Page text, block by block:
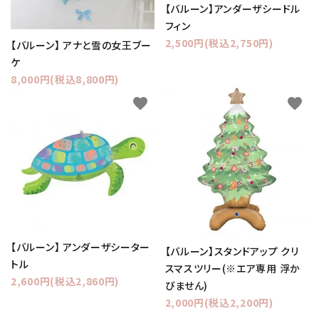
【バルーン】 アナと雪の女王ブー
ケ
8,000円(税込8,800円)
【バルーン】アンダーザシードル
フィン
2,500円(税込2,750円)
【バルーン】 アンダーザシーター
トル
2,600円(税込2,860円)
favorite
【バルーン】スタンドアップ クリ
スマスツリー(※エア専用 浮か
びません)
2,000円(税込2,200円)
favorite